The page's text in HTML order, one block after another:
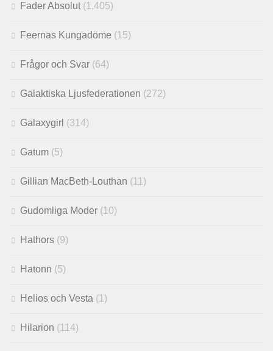
Fader Absolut(1,405)
Feernas Kungadöme (15)
Frågor och Svar (64)
Galaktiska Ljusfederationen (272)
Galaxygirl (314)
Gatum (5)
Gillian MacBeth-Louthan (11)
Gudomliga Moder (10)
Hathors (9)
Hatonn (5)
Helios och Vesta (1)
Hilarion (114)